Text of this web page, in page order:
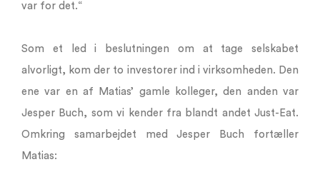
var for det.“
Som et led i beslutningen om at tage selskabet
alvorligt, kom der to investorer ind i virksomheden. Den
ene var en af Matias’ gamle kolleger, den anden var
Jesper Buch, som vi kender fra blandt andet Just-Eat.
Omkring samarbejdet med Jesper Buch fortæller
Matias: